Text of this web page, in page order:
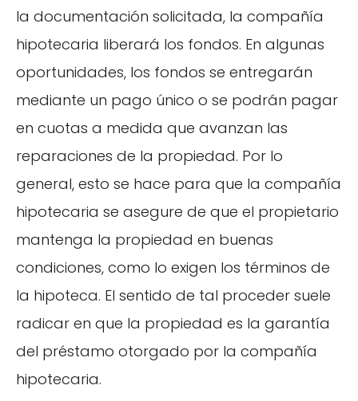
la documentación solicitada, la compañía
hipotecaria liberará los fondos. En algunas
oportunidades, los fondos se entregarán
mediante un pago único o se podrán pagar
en cuotas a medida que avanzan las
reparaciones de la propiedad. Por lo
general, esto se hace para que la compañía
hipotecaria se asegure de que el propietario
mantenga la propiedad en buenas
condiciones, como lo exigen los términos de
la hipoteca. El sentido de tal proceder suele
radicar en que la propiedad es la garantía
del préstamo otorgado por la compañía
hipotecaria.